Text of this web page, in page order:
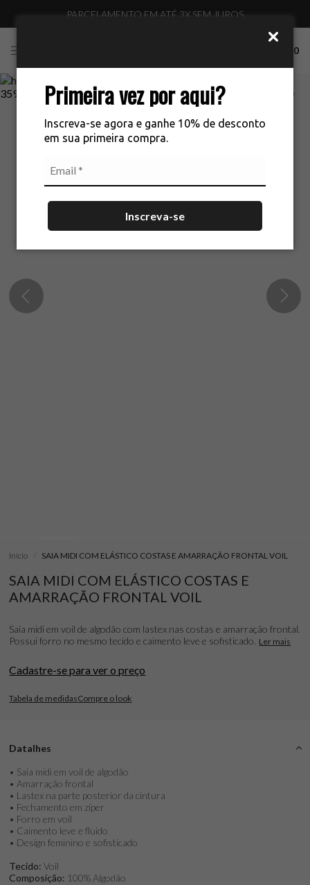
Primeira vez por aqui?
Inscreva-se agora e ganhe 10% de desconto
em sua primeira compra.
Inscreva-se
PARCELAMENTO EM ATÉ 3X SEM JUROS
0
Início SAIA MIDI COM ELÁSTICO COSTAS E AMARRAÇÃO FRONTAL VOIL
SAIA MIDI COM ELÁSTICO COSTAS E
AMARRAÇÃO FRONTAL VOIL
Saia midi em voil de algodão com lastex nas costas e amarração frontal.
Possui forro no mesmo tecido e caimento leve e sofisticado. Ler mais
Cadastre-se para ver o preço
Compre o look
Tabela de medidas
Datalhes
• Saia midi em voil de algodão
• Amarração frontal
• Lastex na parte posterior da cintura
• Fechamento em zíper
• Forro em voil
• Caimento leve e fluido
• Design feminino e sofisticado
Tecido: Voil
Composição: 100% Algodão